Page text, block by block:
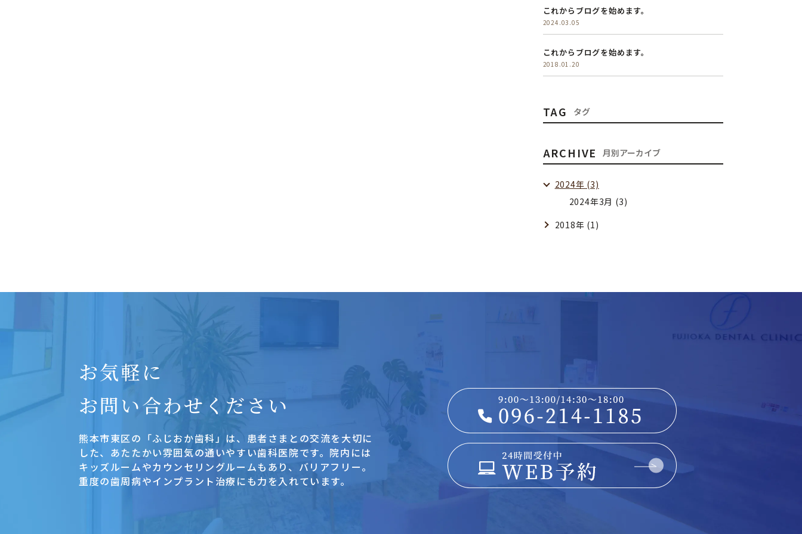
これからブログを始めます。
2024.03.05
これからブログを始めます。
2018.01.20
TAG タグ
ARCHIVE 月別アーカイブ
2024年 (3)
2024年3月 (3)
2018年 (1)
お気軽に
お問い合わせください
熊本市東区の「ふじおか歯科」は、患者さまとの交流を大切に
した、あたたかい雰囲気の通いやすい歯科医院です。院内には
キッズルームやカウンセリングルームもあり、バリアフリー。
重度の歯周病やインプラント治療にも力を入れています。